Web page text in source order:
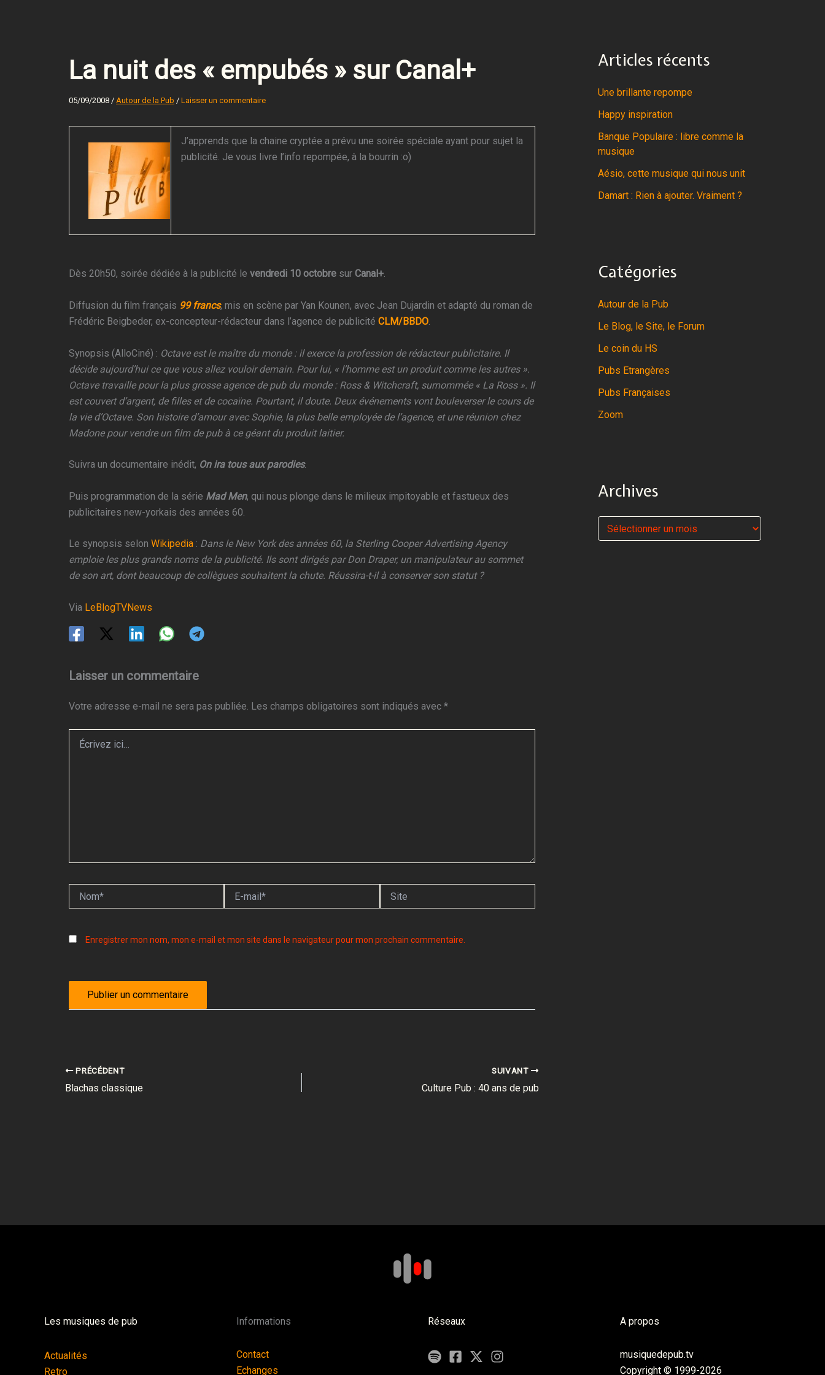
La nuit des « empubés » sur Canal+
05/09/2008 / Autour de la Pub / Laisser un commentaire
J’apprends que la chaine cryptée a prévu une soirée spéciale ayant pour sujet la
publicité. Je vous livre l’info repompée, à la bourrin :o)
Dès 20h50, soirée dédiée à la publicité le vendredi 10 octobre sur Canal+.
Diffusion du film français 99 francs, mis en scène par Yan Kounen, avec Jean Dujardin et adapté du roman de
Frédéric Beigbeder, ex-concepteur-rédacteur dans l’agence de publicité CLM/BBDO.
Synopsis (AlloCiné) : Octave est le maître du monde : il exerce la profession de rédacteur publicitaire. Il
décide aujourd’hui ce que vous allez vouloir demain. Pour lui, « l’homme est un produit comme les autres ».
Octave travaille pour la plus grosse agence de pub du monde : Ross & Witchcraft, surnommée « La Ross ». Il
est couvert d’argent, de filles et de cocaïne. Pourtant, il doute. Deux événements vont bouleverser le cours de
la vie d’Octave. Son histoire d’amour avec Sophie, la plus belle employée de l’agence, et une réunion chez
Madone pour vendre un film de pub à ce géant du produit laitier.
Suivra un documentaire inédit, On ira tous aux parodies.
Puis programmation de la série Mad Men, qui nous plonge dans le milieux impitoyable et fastueux des
publicitaires new-yorkais des années 60.
Le synopsis selon Wikipedia : Dans le New York des années 60, la Sterling Cooper Advertising Agency
emploie les plus grands noms de la publicité. Ils sont dirigés par Don Draper, un manipulateur au sommet
de son art, dont beaucoup de collègues souhaitent la chute. Réussira-t-il à conserver son statut ?
Via LeBlogTVNews
Laisser un commentaire
Votre adresse e-mail ne sera pas publiée. Les champs obligatoires sont indiqués avec *
ici…
mail*
Enregistrer mon nom, mon e-mail et mon site dans le navigateur pour mon prochain commentaire.
PRÉCÉDENT
Blachas classique
SUIVANT
Culture Pub : 40 ans de pub
Articles récents
Une brillante repompe
Happy inspiration
Banque Populaire : libre comme la
musique
Aésio, cette musique qui nous unit
Damart : Rien à ajouter. Vraiment ?
Catégories
Autour de la Pub
Le Blog, le Site, le Forum
Le coin du HS
Pubs Etrangères
Pubs Françaises
Zoom
Archives
A
Les musiques de pub
Actualités
Retro
Informations
Contact
Echanges
Réseaux A propos
musiquedepub.tv
Copyright © 1999-2026